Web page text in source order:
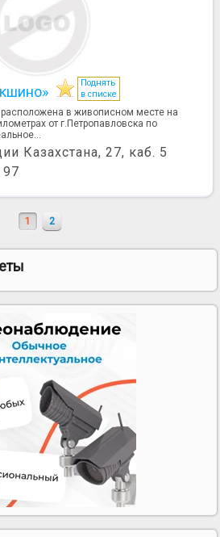
Поднять
в списке
в живописном месте на
от г.Петропавловска по
Казахстана, 27, каб. 5
1 2